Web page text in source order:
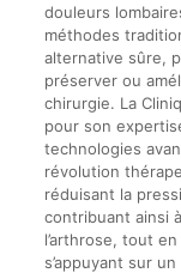
douleurs
méthodes
alternative sûre,
préserver ou
chirurgie. La
pour son
technologies
révolution
réduisant la
contribuant ainsi
l’arthrose, tout
s’appuyant sur